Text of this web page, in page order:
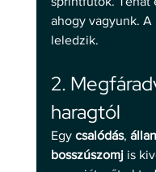
ahogy vagyunk.
leledzik.
2.
haragtól
Egy csalódás,
bosszúszomj is